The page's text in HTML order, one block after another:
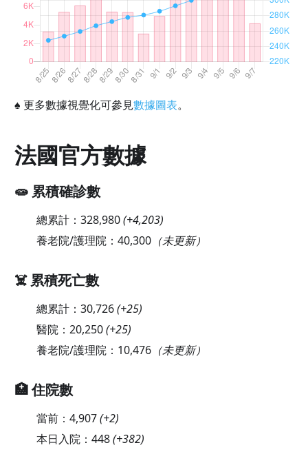
♠ 更多數據視覺化可參見數據圖表。
法國官方數據
🧫 累積確診數
總累計： 328,980(+4,203)
養老院/護理院： 40,300（未更新）
☠️ 累積死亡數
總累計： 30,726(+25)
醫院： 20,250(+25)
養老院/護理院： 10,476（未更新）
🏥 住院數
當前： 4,907(+2)
本日入院： 448(+382)